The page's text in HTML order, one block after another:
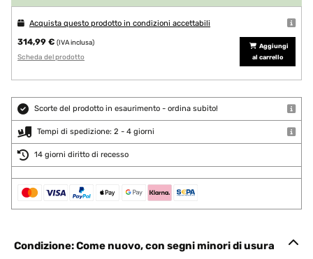
Acquista questo prodotto in condizioni accettabili
314,99 € (IVA inclusa)
Scheda del prodotto
Aggiungi
al carrello
Scorte del prodotto in esaurimento - ordina subito!
Tempi di spedizione: 2 - 4 giorni
14 giorni diritto di recesso
Condizione: Come nuovo, con segni minori di usura